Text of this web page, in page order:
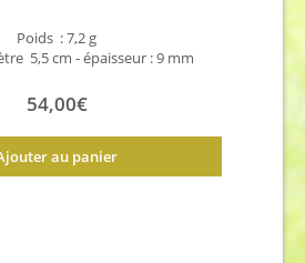
Poids : 7,2 g
5,5 cm - épaisseur : 9 mm
54,00€
au panier